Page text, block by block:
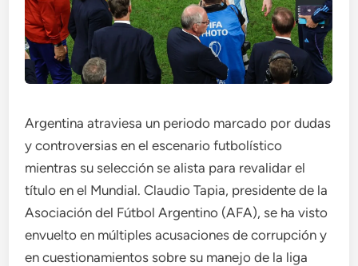
Argentina atraviesa un periodo marcado por dudas
y controversias en el escenario futbolístico
mientras su selección se alista para revalidar el
título en el Mundial. Claudio Tapia, presidente de la
Asociación del Fútbol Argentino (AFA), se ha visto
envuelto en múltiples acusaciones de corrupción y
en cuestionamientos sobre su manejo de la liga